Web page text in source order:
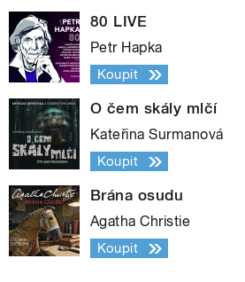
80 LIVE
Petr Hapka
Koupit
O čem skály mlčí
Kateřina Surmanová
Koupit
Brána osudu
Agatha Christie
Koupit